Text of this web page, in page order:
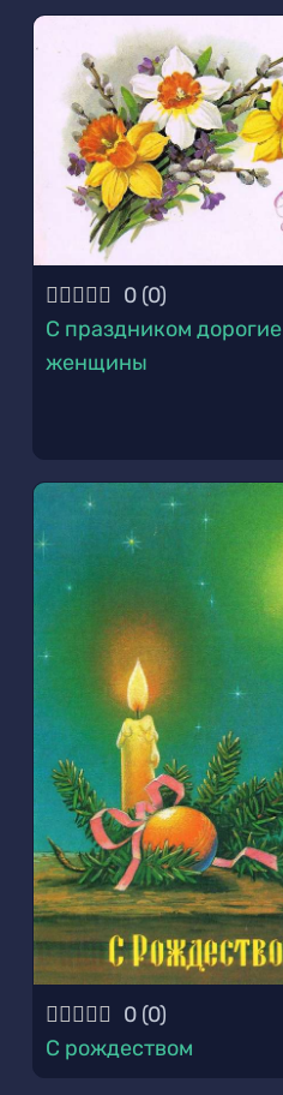
0 (0)
С праздником дорогие
женщины
0 (0)
С рождеством